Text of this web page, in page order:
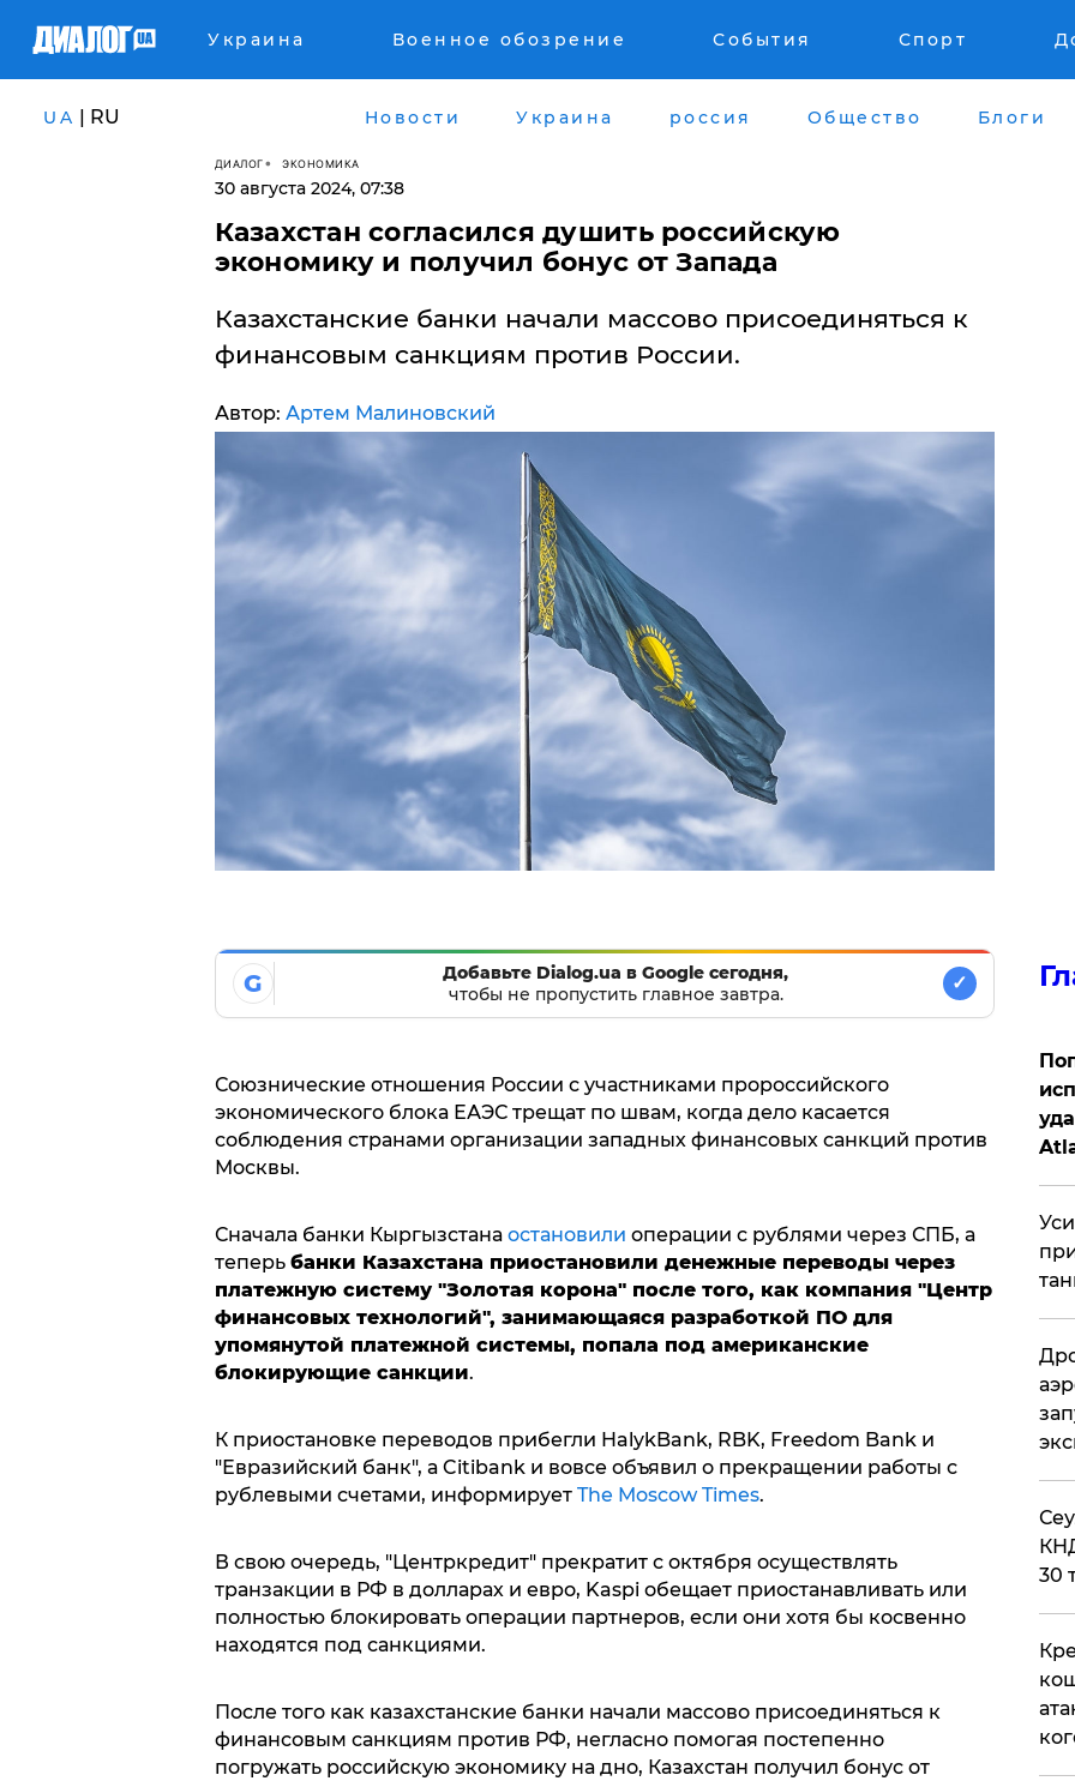
Украина Военное обозрение События Спорт
UA | RU Новости Украина россия Общество Блоги
ДИАЛОГ ЭКОНОМИКА
30 августа 2024, 07:38
Казахстан согласился душить российскую
экономику и получил бонус от Запада
Казахстанские банки начали массово присоединяться к
финансовым санкциям против России.
Автор: Артем Малиновский
G
Добавьте Dialog.ua в Google сегодня,
чтобы не пропустить главное завтра.
✓
Союзнические отношения России с участниками пророссийского
экономического блока ЕАЭС трещат по швам, когда дело касается
соблюдения странами организации западных финансовых санкций против
Москвы.
Сначала банки Кыргызстана остановили операции с рублями через СПБ, а
теперь банки Казахстана приостановили денежные переводы через
платежную систему "Золотая корона" после того, как компания "Центр
финансовых технологий", занимающаяся разработкой ПО для
упомянутой платежной системы, попала под американские
блокирующие санкции.
К приостановке переводов прибегли HalykBank, RBK, Freedom Bank и
"Евразийский банк", а Citibank и вовсе объявил о прекращении работы с
рублевыми счетами, информирует The Moscow Times.
В свою очередь, "Центркредит" прекратит с октября осуществлять
транзакции в РФ в долларах и евро, Kaspi обещает приостанавливать или
полностью блокировать операции партнеров, если они хотя бы косвенно
находятся под санкциями.
После того как казахстанские банки начали массово присоединяться к
финансовым санкциям против РФ, негласно помогая постепенно
погружать российскую экономику на дно, Казахстан получил бонус от
30